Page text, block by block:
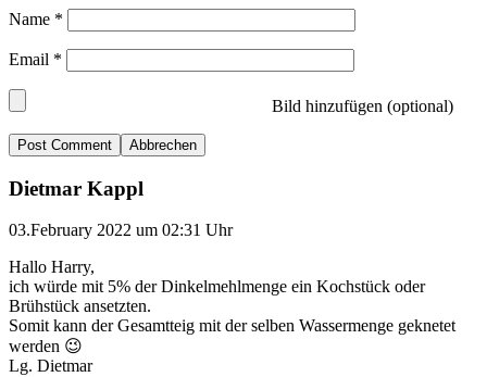
Name *
Email *
Bild hinzufügen (optional)
Abbrechen
Dietmar Kappl
03.February 2022 um 02:31 Uhr
Hallo Harry,
ich würde mit 5% der Dinkelmehlmenge ein Kochstück oder
Brühstück ansetzten.
Somit kann der Gesamtteig mit der selben Wassermenge geknetet
werden 😉
Lg. Dietmar